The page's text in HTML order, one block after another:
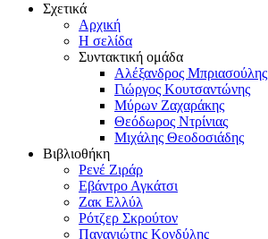
Σχετικά
Αρχική
Η σελίδα
Συντακτική ομάδα
Αλέξανδρος Μπριασούλης
Γιώργος Κουτσαντώνης
Μύρων Ζαχαράκης
Θεόδωρος Ντρίνιας
Μιχάλης Θεοδοσιάδης
Βιβλιοθήκη
Ρενέ Ζιράρ
Εβάντρο Αγκάτσι
Ζακ Ελλύλ
Ρότζερ Σκρούτον
Παναγιώτης Κονδύλης